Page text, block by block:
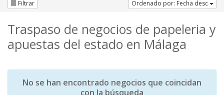
Filtrar Ordenado por: Fecha desc
Traspaso de negocios de papeleria y
apuestas del estado en Málaga
No se han encontrado negocios que coincidan
con la búsqueda